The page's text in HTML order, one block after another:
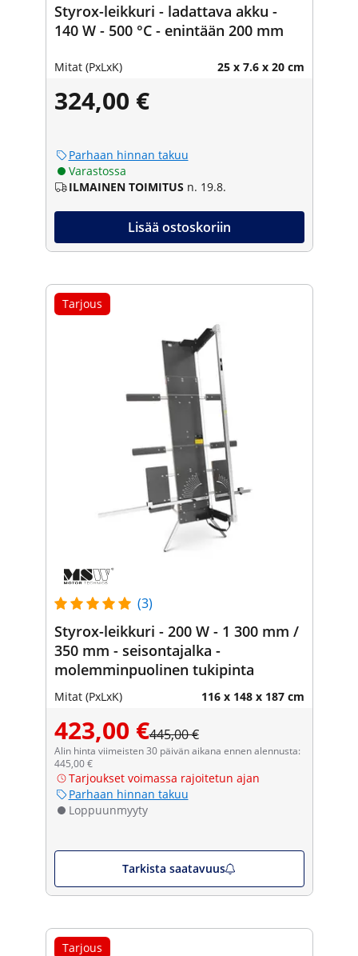
Styrox-leikkuri - ladattava akku -
140 W - 500 °C - enintään 200 mm
Mitat (PxLxK) 25 x 7.6 x 20 cm
324,00 €
Parhaan hinnan takuu
Varastossa
ILMAINEN TOIMITUS n. 19.8.
Lisää ostoskoriin
Tarjous
(3)
Styrox-leikkuri - 200 W - 1 300 mm /
350 mm - seisontajalka -
molemminpuolinen tukipinta
Mitat (PxLxK) 116 x 148 x 187 cm
423,00 €445,00 €
Alin hinta viimeisten 30 päivän aikana ennen alennusta:
445,00 €
Tarjoukset voimassa rajoitetun ajan
Parhaan hinnan takuu
Loppuunmyyty
Tarkista saatavuus
Tarjous